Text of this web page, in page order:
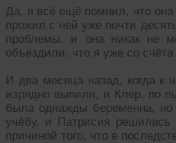
Да, я всё ещё помнил, что
прожил с ней уже почти
проблемы, и она никак не
объездили, что я уже со
И два месяца назад, когда
изрядно выпили, и Клер, по
была однажды беременна,
учёбу, и Патрисия решилась
причиной того, что в